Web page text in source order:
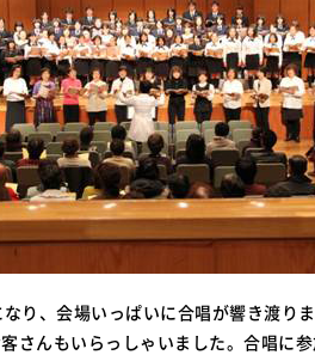
り、会場いっぱいに合唱が響き渡り
さんもいらっしゃいました。合唱に